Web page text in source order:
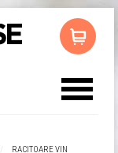
RACITOARE VIN